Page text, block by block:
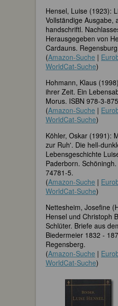
Hensel, Luise (1923):
Vollständige Ausgabe,
handschriftl.
Herausgegeben von
Cardauns.
(Amazon-Suche |
WorldCat-Suche)
Hohmann, Klaus
ihrer Zeit. Ein
Morus. ISBN 978-3-
(Amazon-Suche |
WorldCat-Suche)
Köhler, Oskar (1991):
zur Ruh'. Die hell-
Lebensgeschichte
Paderborn.
74781-5.
(Amazon-Suche |
WorldCat-Suche)
Nettesheim, Josefine
Hensel und Christoph
Schlüter. Briefe aus
Biedermeier 1832 -
Regensberg.
(Amazon-Suche |
WorldCat-Suche)